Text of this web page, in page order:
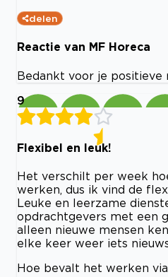
delen
Reactie van MF Horeca
Bedankt voor je positieve
9
Flexibel en leuk!
Het verschilt per week
werken, dus ik vind de
Leuke en leerzame
opdrachtgevers met een
alleen nieuwe mensen
elke keer weer iets
Hoe bevalt het werken via